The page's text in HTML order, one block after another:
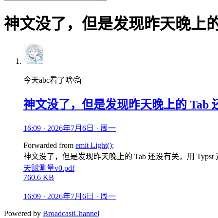
神文没了，但是发现昨天晚上
今天abc看了啥🤔
神文没了，但是发现昨天晚上的 Tab
16:09 · 2026年7月6日 · 周一
Forwarded from emit Light();
神文没了，但是发现昨天晚上的 Tab 还没有关，用 Typst
天赋测量v0.pdf
760.6 KB
16:09 · 2026年7月6日 · 周一
Powered by BroadcastChannel